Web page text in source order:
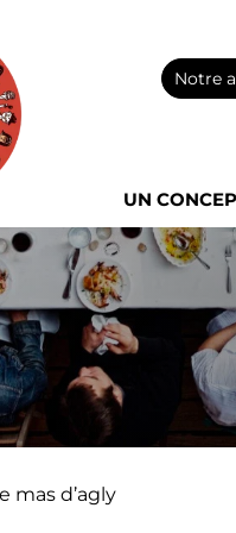
Notre
UN
mas d’agly